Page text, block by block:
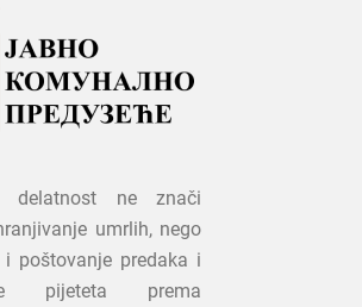
delatnost ne znači
umrlih, nego
i poštovanje predaka i
pijeteta prema